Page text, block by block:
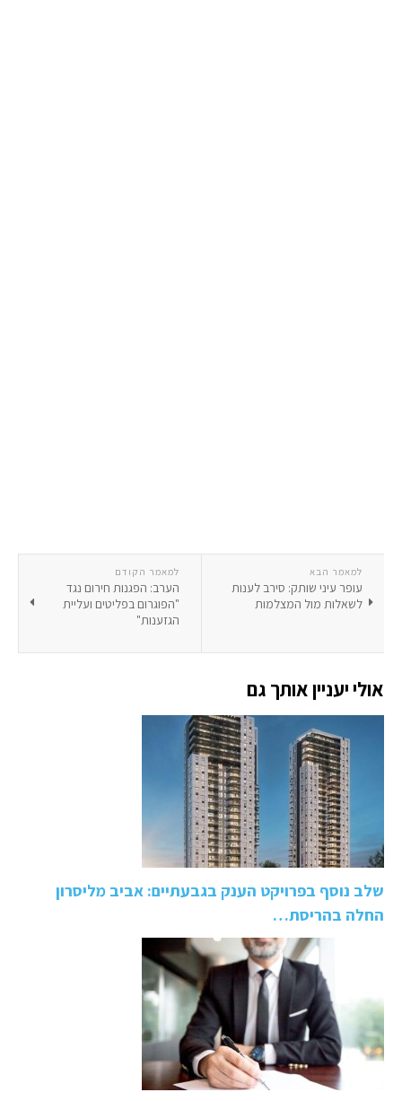
למאמר הקודם
הערב: הפגנות חירום נגד
"הפוגרום בפליטים ועליית
הגזענות"
למאמר הבא
עופר עיני שותק: סירב לענות
לשאלות מול המצלמות
אולי יעניין אותך גם
שלב נוסף בפרויקט הענק בגבעתיים: אביב מליסרון
החלה בהריסת…